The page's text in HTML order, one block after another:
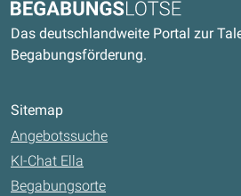
Begabungslotse
Das deutschlandweite Portal zur
Begabungsförderung.
Sitemap
Angebotssuche
KI-Chat Ella
Begabungsorte